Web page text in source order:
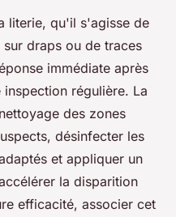
literie, qu'il s'agisse de
draps ou de traces
immédiate après
régulière. La
des zones
désinfecter les
et appliquer un
la disparition
efficacité, associer cet